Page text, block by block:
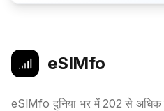
eSIMfo
eSIMfo दुनिया भर में 202 से अधिक